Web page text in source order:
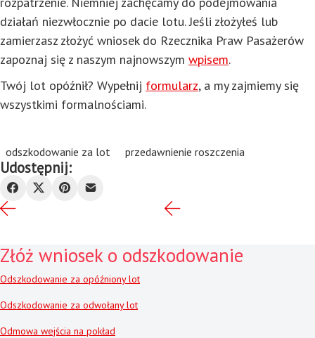
działań niezwłocznie po dacie lotu. Jeśli złożyłeś lub
zamierzasz złożyć wniosek do Rzecznika Praw Pasażerów
zapoznaj się z naszym najnowszym wpisem.
Twój lot opóźnił? Wypełnij formularz, a my zajmiemy się
wszystkimi formalnościami.
odszkodowanie za lot przedawnienie roszczenia
Udostępnij:
Złóż wniosek o odszkodowanie
Odszkodowanie za opóźniony lot
Odszkodowanie za odwołany lot
Odmowa wejścia na pokład